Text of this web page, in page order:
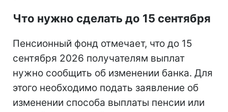
Что нужно сделать до 15 сентября
Пенсионный фонд отмечает, что до 15
сентября 2026 получателям выплат
нужно сообщить об изменении банка. Для
этого необходимо подать заявление об
изменении способа выплаты пенсии или